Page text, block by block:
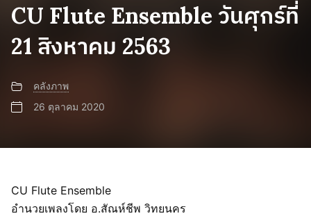
CU Flute Ensemble วันศุกร์ที่
21 สิงหาคม 2563
คลังภาพ
26 ตุลาคม 2020
CU Flute Ensemble
อำนวยเพลงโดย อ.สัณห์ชีพ วิทยนคร